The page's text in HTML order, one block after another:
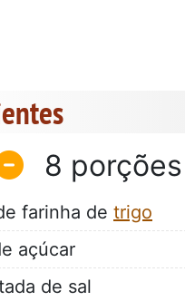
8
farinha de trigo
açúcar
de sal